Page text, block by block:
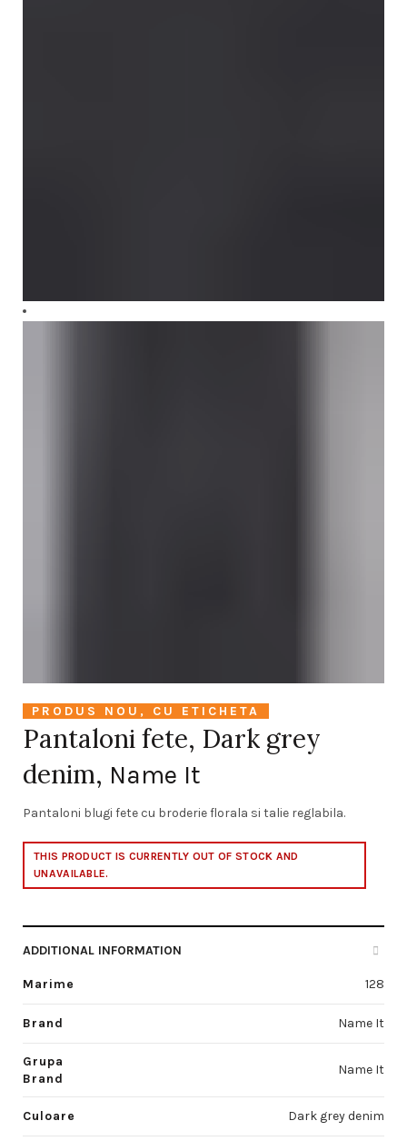
PRODUS NOU, CU ETICHETA
Pantaloni fete, Dark grey
denim, Name It
Pantaloni blugi fete cu broderie florala si talie reglabila.
THIS PRODUCT IS CURRENTLY OUT OF STOCK AND
UNAVAILABLE.
ADDITIONAL INFORMATION
Marime 128
Brand Name It
Grupa
Brand
Name It
Culoare Dark grey denim